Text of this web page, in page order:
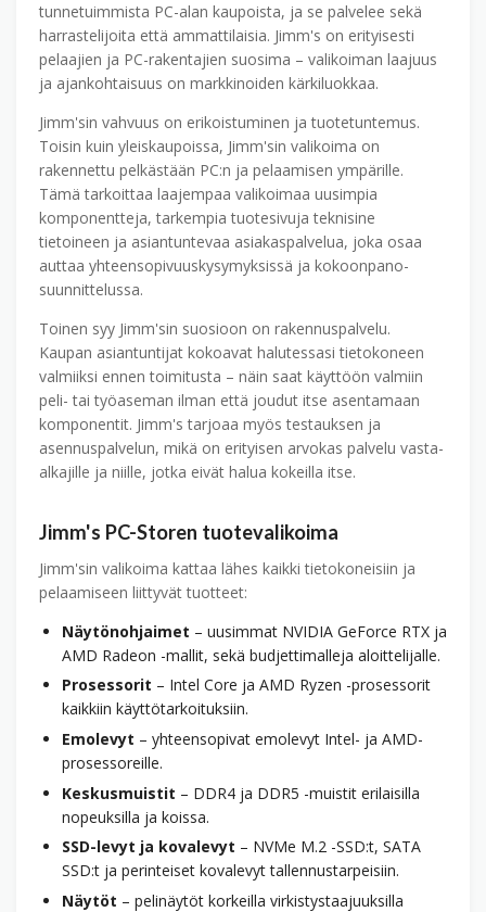
tunnetuimmista PC-alan kaupoista, ja se palvelee sekä
harrastelijoita että ammattilaisia. Jimm's on erityisesti
pelaajien ja PC-rakentajien suosima – valikoiman laajuus
ja ajankohtaisuus on markkinoiden kärkiluokkaa.
Jimm'sin vahvuus on erikoistuminen ja tuotetuntemus.
Toisin kuin yleiskaupoissa, Jimm'sin valikoima on
rakennettu pelkästään PC:n ja pelaamisen ympärille.
Tämä tarkoittaa laajempaa valikoimaa uusimpia
komponentteja, tarkempia tuotesivuja teknisine
tietoineen ja asian­tuntevaa asiakas­palvelua, joka osaa
auttaa yhteen­sopivuus­kysymyksissä ja kokoonpano­
suunnittelussa.
Toinen syy Jimm'sin suosioon on rakennuspalvelu.
Kaupan asiantuntijat kokoavat halutessasi tietokoneen
valmiiksi ennen toimitusta – näin saat käyttöön valmiin
peli- tai työaseman ilman että joudut itse asentamaan
komponentit. Jimm's tarjoaa myös testauksen ja
asennus­palvelun, mikä on erityisen arvokas palvelu vasta-
alkajille ja niille, jotka eivät halua kokeilla itse.
Jimm's PC-Storen tuotevalikoima
Jimm'sin valikoima kattaa lähes kaikki tietokoneisiin ja
pelaamiseen liittyvät tuotteet:
Näytönohjaimet – uusimmat NVIDIA GeForce RTX ja
AMD Radeon -mallit, sekä budjetti­malleja aloittelijalle.
Prosessorit – Intel Core ja AMD Ryzen -prosessorit
kaikkiin käyttötarkoituksiin.
Emolevyt – yhteensopivat emolevyt Intel- ja AMD-
prosessoreille.
Keskusmuistit – DDR4 ja DDR5 -muistit erilaisilla
nopeuksilla ja koissa.
SSD-levyt ja kovalevyt – NVMe M.2 -SSD:t, SATA
SSD:t ja perinteiset kovalevyt tallennus­tarpeisiin.
Näytöt – pelinäytöt korkeilla virkistys­taajuuksilla